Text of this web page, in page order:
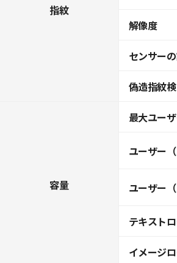
指紋
解像度
センサー
偽造指紋
容量
最大ユー
ユーザー（
ユーザー（
テキスト
イメージ